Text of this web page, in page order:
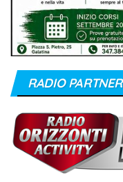
RADIO PARTNER